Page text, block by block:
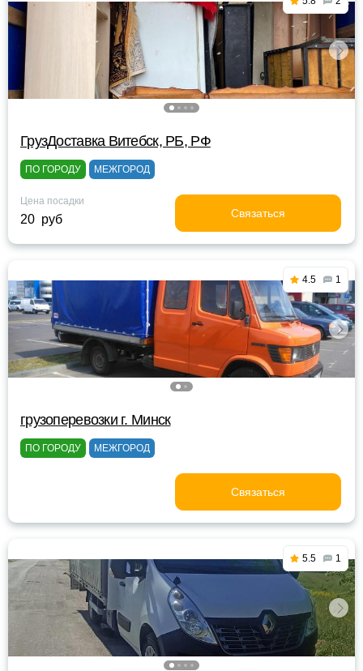
ГрузДоставка Витебск, РБ, РФ
ПО ГОРОДУ МЕЖГОРОД
Цена посадки
20 руб Связаться
4.5 1
грузоперевозки г. Минск
ПО ГОРОДУ МЕЖГОРОД
Связаться
5.5 1